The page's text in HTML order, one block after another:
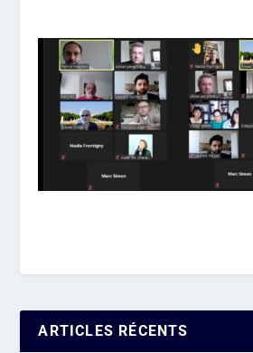
ARTICLES RÉCENTS